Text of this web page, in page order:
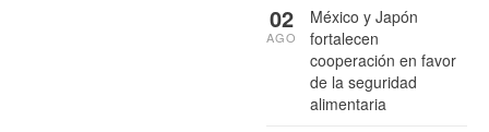
México y Japón
fortalecen
cooperación en favor
de la seguridad
alimentaria
02
AGO